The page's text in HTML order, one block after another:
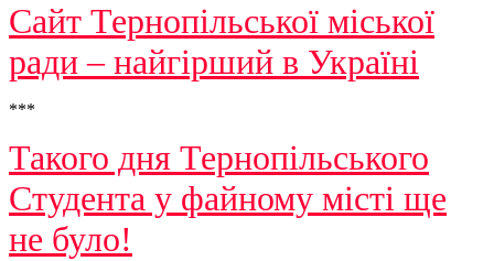
Сайт Тернопільської міської
ради – найгірший в Україні
***
Такого дня Тернопільського
Студента у файному місті ще
не було!